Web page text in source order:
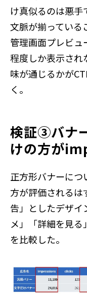
け真似るのは悪
文脈が揃っている
管理画面プレビ
程度しか表示され
味が通じるかが
く。
検証③バナ
けの方が
正方形バナーにつ
方が評価される
告」としたデザイ
メ」「詳細を見
を比較した。